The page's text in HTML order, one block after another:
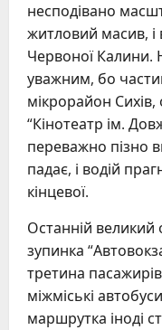
несподівано
житловий масив, і
Червоної Калини.
уважним, бо
мікрорайон
“Кінотеатр ім.
переважно пізно
падає, і водій
кінцевої.
Останній великий
зупинка
третина
міжміські
маршрутка іноді